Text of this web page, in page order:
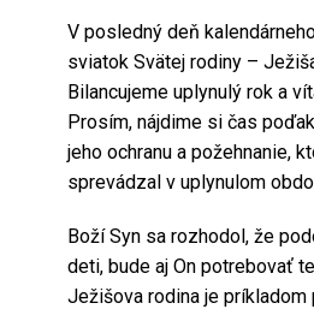
V posledný deň
sviatok Svätej rodiny –
Bilancujeme uplynulý rok a
Prosím, nájdime si čas
jeho ochranu a požehnanie,
sprevádzal v uplynulom
Boží Syn sa rozhodol, že
deti, bude aj On potrebovať
Ježišova rodina je príkladom